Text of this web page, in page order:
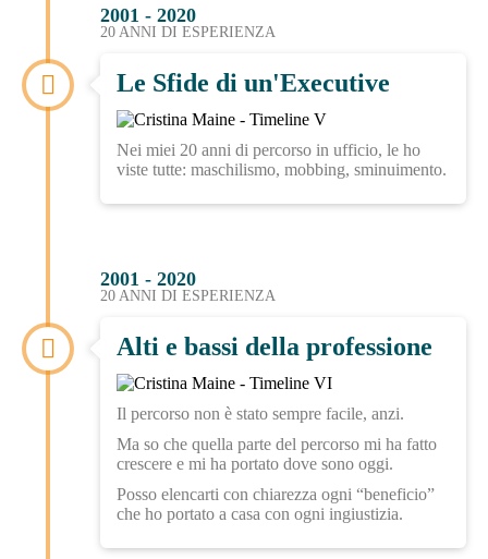
2001 - 2020
20 ANNI DI ESPERIENZA
Le Sfide di un'Executive
Nei miei 20 anni di percorso in ufficio, le ho
viste tutte: maschilismo, mobbing, sminuimento.
2001 - 2020
20 ANNI DI ESPERIENZA
Alti e bassi della professione
Il percorso non è stato sempre facile, anzi.
Ma so che quella parte del percorso mi ha fatto
crescere e mi ha portato dove sono oggi.
Posso elencarti con chiarezza ogni “beneficio”
che ho portato a casa con ogni ingiustizia.